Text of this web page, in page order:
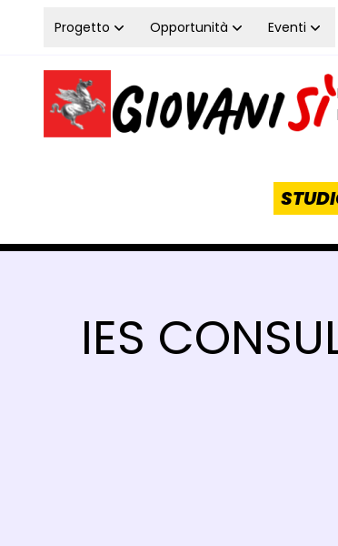
Vai al contenuto
Progetto Opportunità Eventi
Homepage Giovanisì - Progetto della
IES